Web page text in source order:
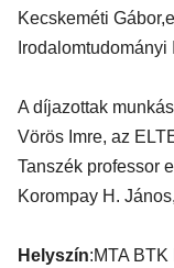
Kecskeméti Gábor,
A díjazottak
Vörös Imre, az
Tanszék professor
Korompay H.
Helyszín:MTA